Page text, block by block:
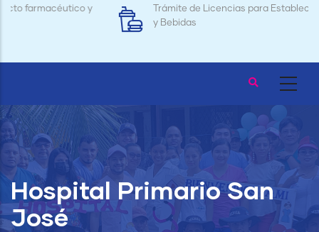
Trámite de Licencias para Establecimientos de Alimentos
Hospital Primario San
José